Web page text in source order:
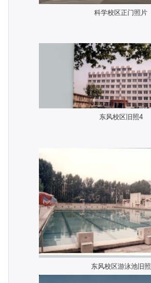
科学校区正门照片
东风校区旧照4
东风校区游泳池旧照